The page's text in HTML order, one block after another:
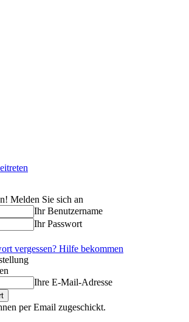
Melden Sie sich an
Ihr Benutzername
Ihr Passwort
vergessen? Hilfe bekommen
Ihre E-Mail-Adresse
per Email zugeschickt.